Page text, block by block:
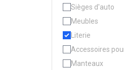
Sièges d'auto
Meubles
Literie
Accessoires
Manteaux